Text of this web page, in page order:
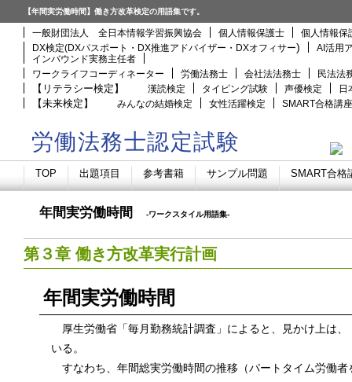
【年間実労働時間】働き方改革検定の用語集です。
一般財団法人 全日本情報学習振興協会 個人情報保護士
個人情報保
DX検定(DXパスポート・DX推進アドバイザー・DXオフィサー)
AI活用
インバウンド実務主任者
ワークライフコーディネーター
労働法務士 会社法法務士 民法法
【リテラシー検定】 漢読検定 タイピング試験 声優検定 日
【未来検定】 みんなの結婚検定 女性活躍検定 SMART合格講座
労働法務士認定試験
TOP 出題項目 参考書籍 サンプル問題 SMART合格
年間実労働時間 -ワークスタイル用語集-
第３章 働き方改革実行計画
年間実労働時間
厚生労働省「毎月勤務統計調査」によると、見かけ上は
いる。
すなわち、年間総実労働時間の推移（パートタイム労働